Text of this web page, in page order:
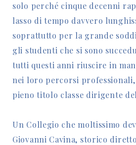
solo perché cinque decenni
lasso di tempo davvero
soprattutto per la grande
gli studenti che si sono
tutti questi anni riuscire in
nei loro percorsi
pieno titolo classe dirigente
Un Collegio che moltissimo
Giovanni Cavina, storico